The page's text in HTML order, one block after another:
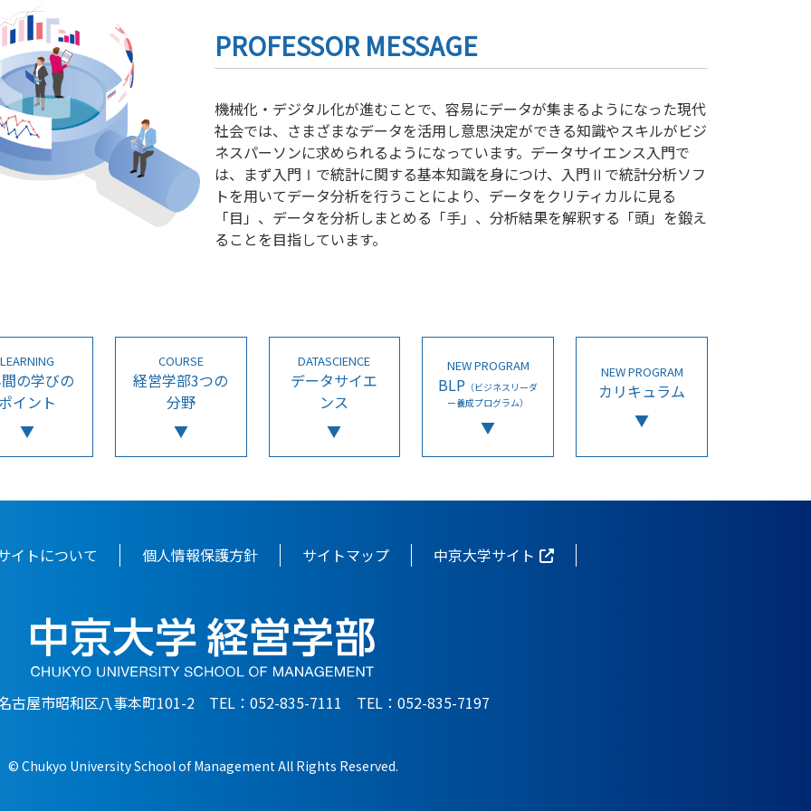
PROFESSOR MESSAGE
機械化・デジタル化が進むことで、容易にデータが集まるようになった現代
社会では、さまざまなデータを活用し意思決定ができる知識やスキルがビジ
ネスパーソンに求められるようになっています。データサイエンス入門で
は、まず入門Ⅰで統計に関する基本知識を身につけ、入門Ⅱで統計分析ソフ
トを用いてデータ分析を行うことにより、データをクリティカルに見る
「目」、データを分析しまとめる「手」、分析結果を解釈する「頭」を鍛え
ることを目指しています。
LEARNING
の学びの
イント
COURSE
経営学部3つの
分野
DATASCIENCE
データサイエ
ンス
NEW PROGRAM
BLP （ビジネスリーダ
ー養成プログラム）
NEW PROGRAM
カリキュラム
イトについて 個人情報保護方針 サイトマップ 中京大学サイト
古屋市昭和区八事本町101-2 TEL：052-835-7111 TEL：052-835-7197
© Chukyo University School of Management All Rights Reserved.